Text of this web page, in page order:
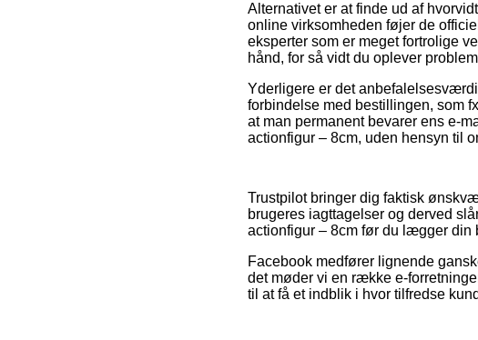
Alternativet er at finde ud af
online virksomheden føjer de
eksperter som er meget fortrolige
hånd, for så vidt du oplever
Yderligere er det
forbindelse med bestillingen, som
at man permanent bevarer ens e-
actionfigur – 8cm, uden hensyn til
Trustpilot bringer dig faktisk
brugeres iagttagelser og derved
actionfigur – 8cm før du lægger din
Facebook medfører lignende
det møder vi en række e-
til at få et indblik i hvor tilfredse